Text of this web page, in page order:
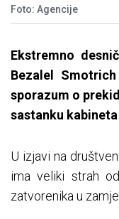
Foto: Agencije
Ekstremno
Bezalel
sporazum o
sastanku
U izjavi na
ima veliki strah
zatvorenika u